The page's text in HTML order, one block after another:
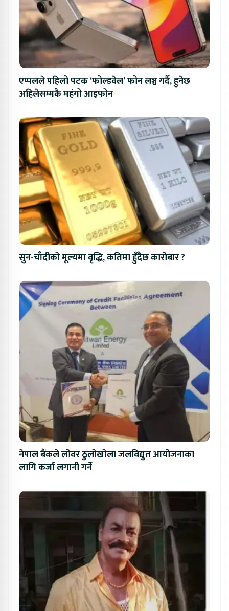
एप्पलले पहिलो पटक ‘फोल्डवेल’ फोन लञ्च गर्दै, हुनेछ
अहिलेसम्मकै महंगो आइफोन
सुन-चाँदीको मूल्यमा वृद्धि, कतिमा हुँदैछ कारोबार ?
नेपाल बैंकले लोवर ठुलोखोला जलविद्युत आयोजनाका
लागि कर्जा लगानी गर्ने